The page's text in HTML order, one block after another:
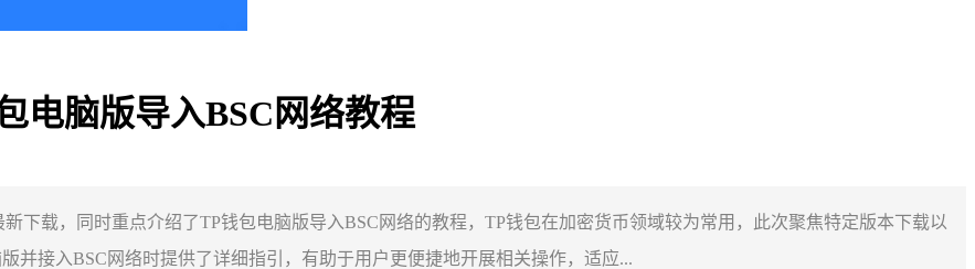
电脑版导入BSC网络教程
下载，同时重点介绍了TP钱包电脑版导入BSC网络的教程，TP钱包在加密货币领域较为常用，此次聚焦特定版本下载以
并接入BSC网络时提供了详细指引，有助于用户更便捷地开展相关操作，适应...